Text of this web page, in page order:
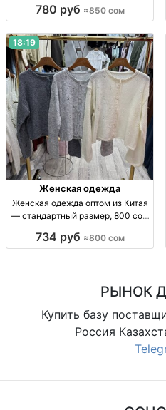
прямые поставки, отправка по
780 руб ≈850 сом
18:19
Женская одежда
Женская одежда оптом из Китая
— стандартный размер, 800 сом
Китай, 800 сом, отправка по СНГ
734 руб ≈800 сом
РЫНОК
Купить базу
Россия